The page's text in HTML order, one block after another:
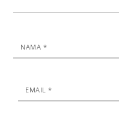
NAMA *
EMAIL*